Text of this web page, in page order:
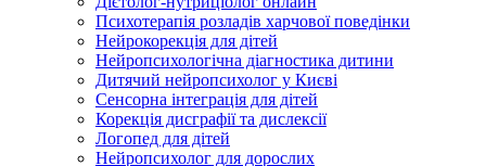
Психотерапія розладів харчової поведінки
Нейрокорекція для дітей
Нейропсихологічна діагностика дитини
Дитячий нейропсихолог у Києві
Сенсорна інтеграція для дітей
Корекція дисграфії та дислексії
Логопед для дітей
Нейропсихолог для дорослих